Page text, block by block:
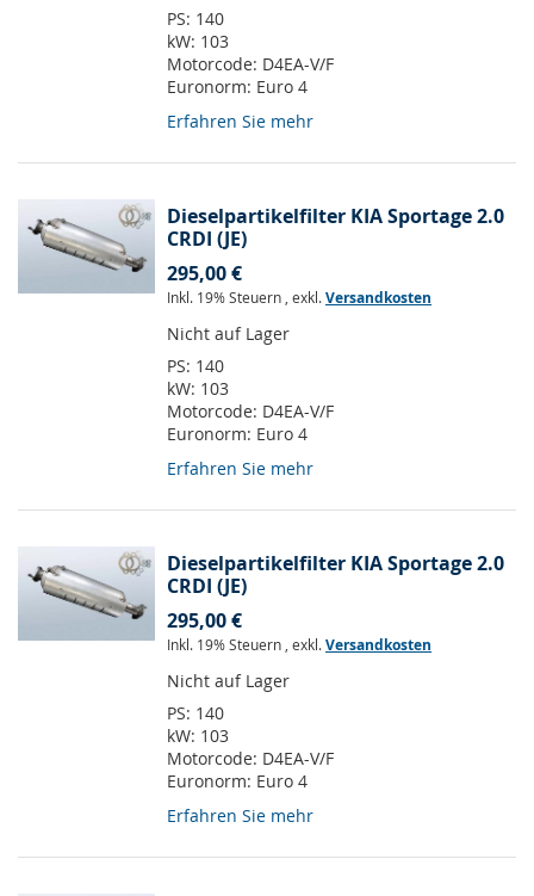
PS: 140
kW: 103
Motorcode: D4EA-V/F
Euronorm: Euro 4
Erfahren Sie mehr
Dieselpartikelfilter KIA Sportage 2.0
CRDI (JE)
295,00 €
Inkl. 19% Steuern , exkl.Versandkosten
Nicht auf Lager
PS: 140
kW: 103
Motorcode: D4EA-V/F
Euronorm: Euro 4
Erfahren Sie mehr
Dieselpartikelfilter KIA Sportage 2.0
CRDI (JE)
295,00 €
Inkl. 19% Steuern , exkl.Versandkosten
Nicht auf Lager
PS: 140
kW: 103
Motorcode: D4EA-V/F
Euronorm: Euro 4
Erfahren Sie mehr